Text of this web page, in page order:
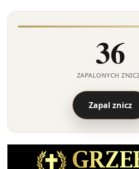
36
ZAPALONYCH
Zapal znicz